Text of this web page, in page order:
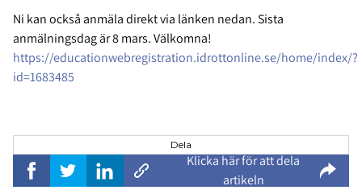
Ni kan också anmäla direkt via länken nedan. Sista
anmälningsdag är 8 mars. Välkomna!
https://educationwebregistration.idrottonline.se/home/index/?
id=1683485
Dela
Klicka här för att dela
artikeln